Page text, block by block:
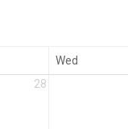
Wed
28